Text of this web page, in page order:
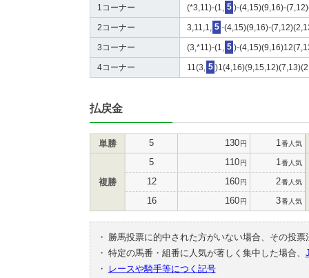
1コーナー (*3,11)-(1, 5 )-(4,15)(9,16)-
2コーナー 3,11,1, 5 -(4,15)(9,16)-
3コーナー (3,*11)-(1, 5 )-
4コーナー 11(3, 5
払戻金
単勝 5 130円 1 番人気
複勝
5 110円 1 番人気
12 160円 2番人気
16 160円 3番人気
・
勝馬投票に的中された方がいない場合、その投
・ 特定の馬番・組番に人気が著しく集中した場合、
・
レースや騎手等につく記号